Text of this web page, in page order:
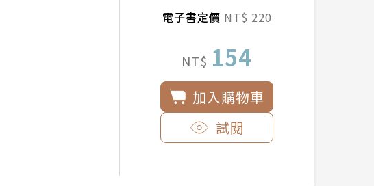
電子書定價NT$ 220
NT$ 154
加入購物車
試閱